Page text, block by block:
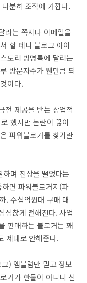
분히 조작에 가깝다.
라는 쪽지나 이메일을
할 테니 블로그 아이
토리 방명록에 달리는
방문자수가 웬만큼 되
이다.
전 제공을 받는 상업적
했지만 논란이 끊이
파워블로거를 찾기란
며 진상을 떨었다는
면 파워블로거지(파
. 수십억원대 구매 대
심찮게 전해진다. 사업
판매하는 블로거는 꽤
제대로 안해준다.
) 엠블럼만 믿고 정보
거가 한둘이 아니니 신